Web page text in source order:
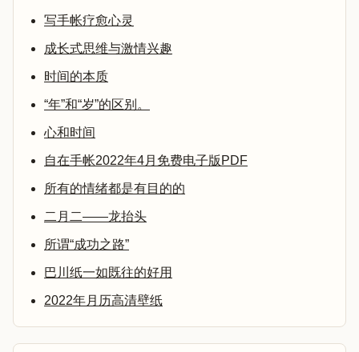
写手帐疗愈心灵
成长式思维与激情兴趣
时间的本质
“年”和“岁”的区别。
心和时间
自在手帐2022年4月免费电子版PDF
所有的情绪都是有目的的
二月二——龙抬头
所谓“成功之路”
巴川纸一如既往的好用
2022年月历高清壁纸